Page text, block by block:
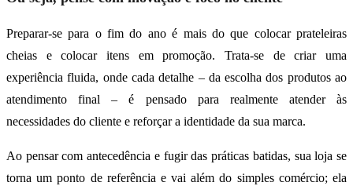
Preparar-se para o fim do ano é mais do que colocar prateleiras
cheias e colocar itens em promoção. Trata-se de criar uma
experiência fluida, onde cada detalhe – da escolha dos produtos ao
atendimento final – é pensado para realmente atender às
necessidades do cliente e reforçar a identidade da sua marca.
Ao pensar com antecedência e fugir das práticas batidas, sua loja se
torna um ponto de referência e vai além do simples comércio; ela